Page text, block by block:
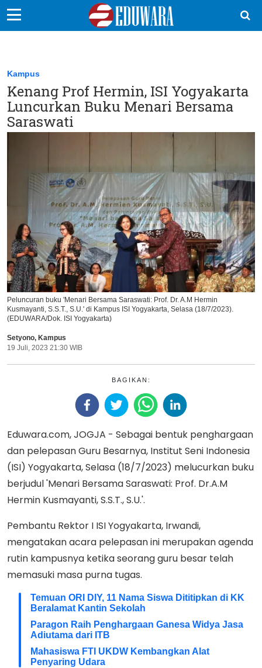
Sekolah Kita
Vokasi
Kampus
Idea
EduDana
Ikuti Kami di:
Kampus
Kenang Prof Hermin, ISI Yogyakarta
Luncurkan Buku Menari Bersama
Saraswati
Peluncuran buku 'Menari Bersama Saraswati: Prof. Dr. A.M Hermin
Kusmayanti, S.S.T., S.U.' di Kampus ISI Yogyakarta, Selasa (18/7/2023).
(EDUWARA/Dok. ISI Yogyakarta)
Setyono, Kampus
19 Juli, 2023 21:30 WIB
BAGIKAN:
Eduwara.com, JOGJA - Sebagai bentuk penghargaan
dan pelepasan Guru Besarnya, Institut Seni Indonesia
(ISI) Yogyakarta, Selasa (18/7/2023) melucurkan buku
berjudul 'Menari Bersama Saraswati: Prof. Dr.A.M
Hermin Kusmayanti, S.S.T., S.U.'.
Pembantu Rektor I ISI Yogyakarta, Irwandi,
mengatakan acara pelepasan ini merupakan agenda
rutin kampusnya ketika seorang guru besar telah
memasuki masa purna tugas.
Temuan ORI DIY, 11 Nama Siswa Dititipkan di KK
Beralamat Kantin Sekolah
Paragon Raih Penghargaan Ganesa Widya Jasa
Adiutama dari ITB
Mahasiswa FTI UKDW Kembangkan Alat
Penyaring Udara